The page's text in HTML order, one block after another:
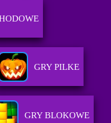
GRY PILKE
GRY BLOKOWE